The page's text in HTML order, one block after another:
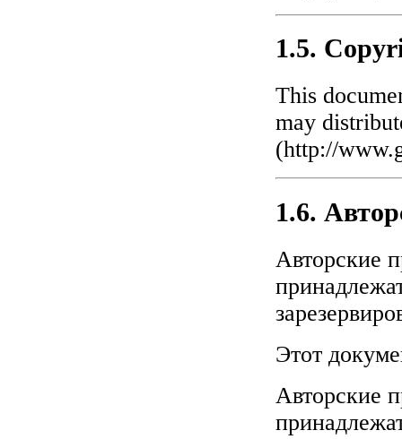
1.5.
This
may
(http://
1.6.
Авторские
Этот
Авторские